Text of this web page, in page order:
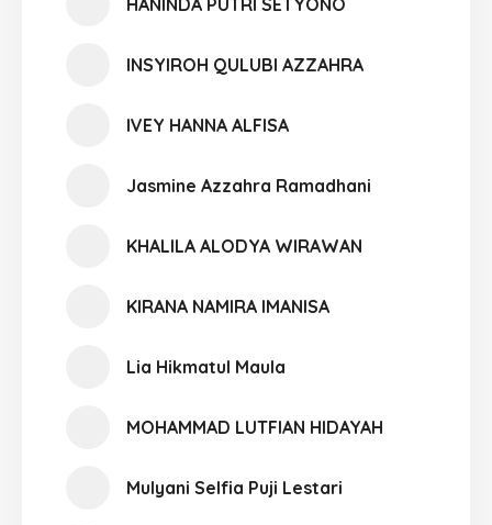
HANINDA PUTRI SETYONO
INSYIROH QULUBI AZZAHRA
IVEY HANNA ALFISA
Jasmine Azzahra Ramadhani
KHALILA ALODYA WIRAWAN
KIRANA NAMIRA IMANISA
Lia Hikmatul Maula
MOHAMMAD LUTFIAN HIDAYAH
Mulyani Selfia Puji Lestari